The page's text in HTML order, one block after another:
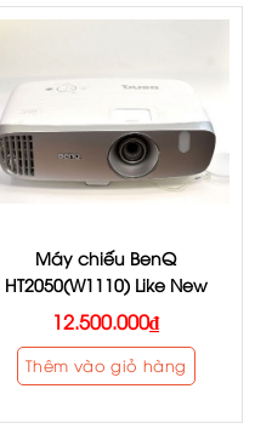
Máy chiếu BenQ
HT2050(W1110) Like New
12.500.000₫
Thêm vào giỏ hàng